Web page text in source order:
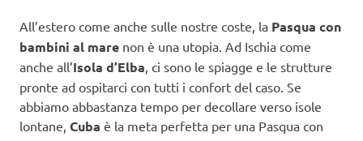
All’estero come anche sulle nostre coste, la Pasqua con
bambini al mare non è una utopia. Ad Ischia come
anche all’Isola d’Elba , ci sono le spiagge e le strutture
pronte ad ospitarci con tutti i confort del caso. Se
abbiamo abbastanza tempo per decollare verso isole
lontane, Cuba è la meta perfetta per una Pasqua con